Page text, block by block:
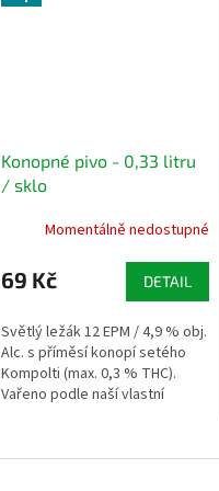
Konopné pivo - 0,33 litru
/ sklo
Momentálně nedostupné
69 Kč DETAIL
Světlý ležák 12 EPM / 4,9 % obj.
Alc. s příměsí konopí setého
Kompolti (max. 0,3 % THC).
Vařeno podle naší vlastní